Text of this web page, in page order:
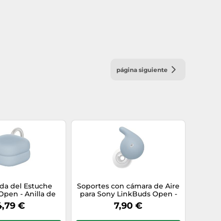
página siguiente
del Estuche
- Anilla de
Personaliza Tus
Solo para
€
Soportes con cámara de Aire
para Sony LinkBuds Open -
añade Confort, Seguridad de
fijación Mejorada, Personaliza
7,90 €